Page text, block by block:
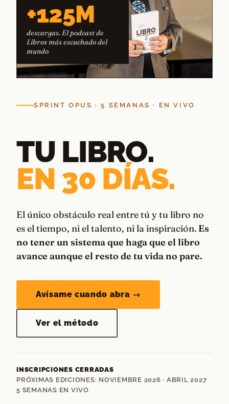
SPRINT OPUS · 5 SEMANAS · EN VIVO
TU LIBRO.
EN 30 DÍAS.
El único obstáculo real entre tú y tu libro no
es el tiempo, ni el talento, ni la inspiración. Es
no tener un sistema que haga que el libro
avance aunque el resto de tu vida no pare.
Avísame cuando abra →
Ver el método
INSCRIPCIONES CERRADAS
PRÓXIMAS EDICIONES: NOVIEMBRE 2026 · ABRIL 2027
5 SEMANAS EN VIVO
+125M
descargas. El podcast de
Libros más escuchado del
mundo